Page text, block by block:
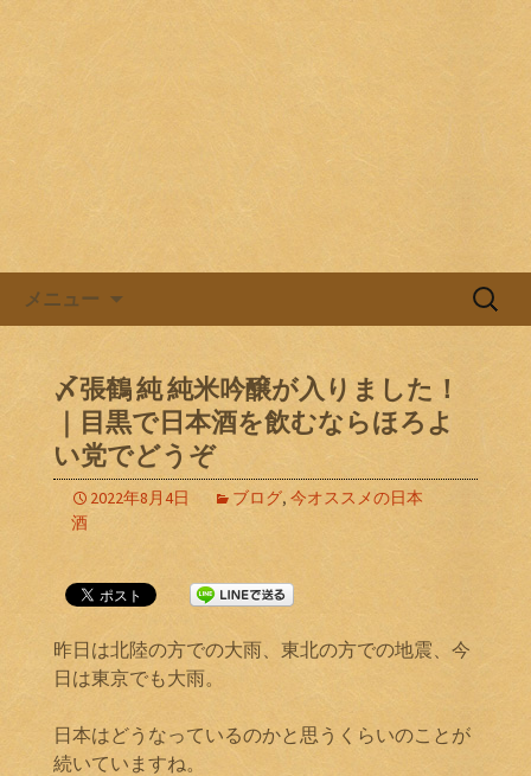
メニュー
検
〆張鶴 純 純米吟醸が入りました！
｜目黒で日本酒を飲むならほろよ
い党でどうぞ
2022年8月4日 ブログ, 今オススメの日本
酒
昨日は北陸の方での大雨、東北の方での地震、今
日は東京でも大雨。
日本はどうなっているのかと思うくらいのことが
続いていますね。